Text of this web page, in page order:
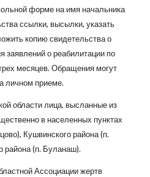
форме на имя начальника
ссылки, высылки, указать
копию свидетельства о
заявлений о реабилитации по
месяцев. Обращения могут
личном приеме.
в населенных пунктах
Кушвинского района (п.
района (п. Буланаш).